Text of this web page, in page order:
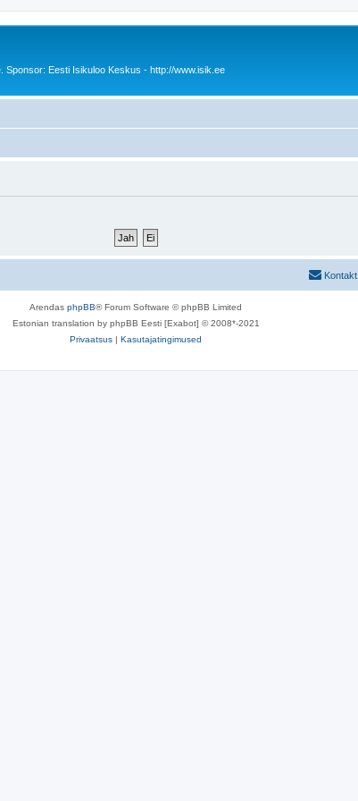
Sponsor: Eesti Isikuloo Keskus - http://www.isik.ee
Kontakt
Arendas phpBB® Forum Software © phpBB Limited
Estonian translation by phpBB Eesti [Exabot] © 2008*-2021
Privaatsus | Kasutajatingimused